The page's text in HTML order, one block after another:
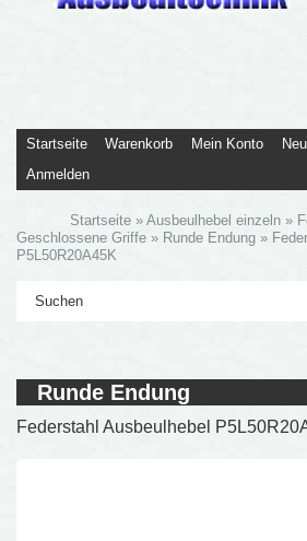
Startseite Warenkorb Mein Konto
Anmelden
Startseite »Ausbeulhebel einzeln »
Geschlossene Griffe » Runde Endung »
P5L50R20A45K
Federstahl Ausbeulhebel